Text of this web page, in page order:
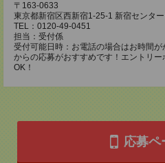
〒163-0633
東京都新宿区西新宿1-25-1 新宿センタ
TEL：0120-49-0451
担当：受付係
受付可能日時：お電話の場合はお時間
からの応募がおすすめです！エントリ
OK！
応募ペ